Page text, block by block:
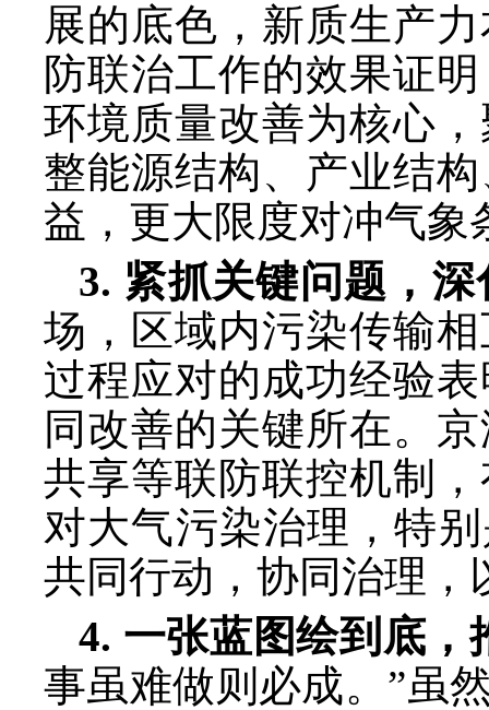
展的底色，新质生产
防联治工作的效果证
环境质量改善为核心
整能源结构、产业结
益，更大限度对冲气象
3. 紧抓关键问题，
场，区域内污染传输
过程应对的成功经验
同改善的关键所在。
共享等联防联控机制
对大气污染治理，特
共同行动，协同治理，
4. 一张蓝图绘到底
事虽难做则必成。”虽